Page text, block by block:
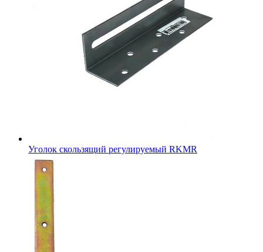
Уголок скользящий регулируемый RKMR